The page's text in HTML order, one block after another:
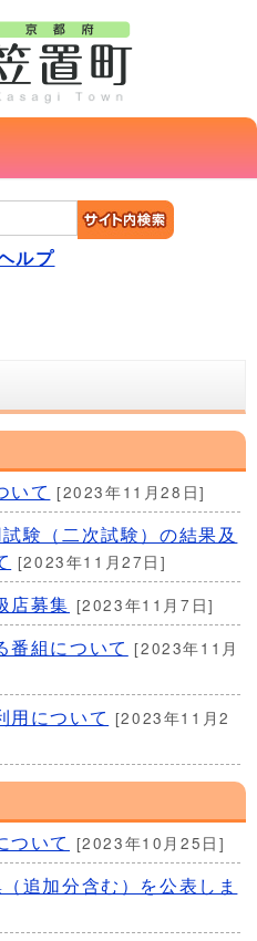
ルプ
いて [2023年11月28日]
験（二次試験）の結果及
[2023年11月27日]
店募集 [2023年11月7日]
番組について [2023年11月
用について [2023年11月2
ついて [2023年10月25日]
追加分含む）を公表しま